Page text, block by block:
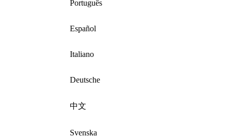
Português
Español
Italiano
Deutsche
中文
Svenska